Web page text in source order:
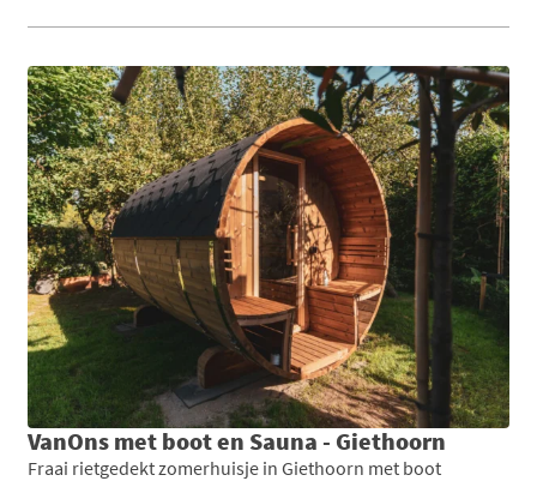
VanOns met boot en Sauna - Giethoorn
Fraai rietgedekt zomerhuisje in Giethoorn met boot